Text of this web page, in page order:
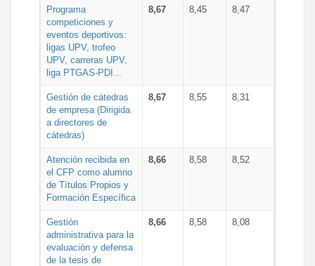
Programa
competiciones y
eventos deportivos:
ligas UPV, trofeo
UPV, carreras UPV,
liga PTGAS-PDI...
8,67 8,45 8,47
Gestión de cátedras
de empresa (Dirigida
a directores de
cátedras)
8,67 8,55 8,31
Atención recibida en
el CFP como alumno
de Títulos Propios y
Formación Específica
8,66 8,58 8,52
Gestión
administrativa para la
evaluación y defensa
de la tesis de
8,66 8,58 8,08